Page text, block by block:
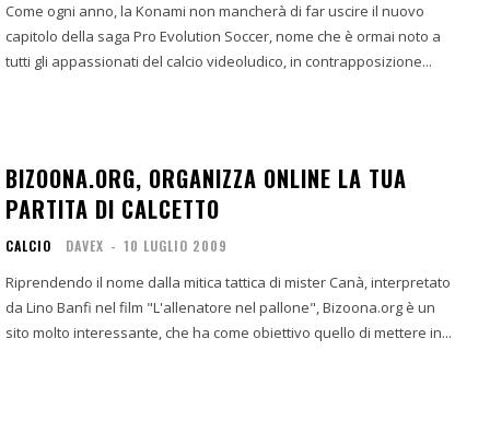
Come ogni anno, la Konami non mancherà di far uscire il nuovo
capitolo della saga Pro Evolution Soccer, nome che è ormai noto a
tutti gli appassionati del calcio videoludico, in contrapposizione...
BIZOONA.ORG, ORGANIZZA ONLINE LA TUA
PARTITA DI CALCETTO
CALCIO DAVEX - 10 LUGLIO 2009
Riprendendo il nome dalla mitica tattica di mister Canà, interpretato
da Lino Banfi nel film "L'allenatore nel pallone", Bizoona.org è un
sito molto interessante, che ha come obiettivo quello di mettere in...